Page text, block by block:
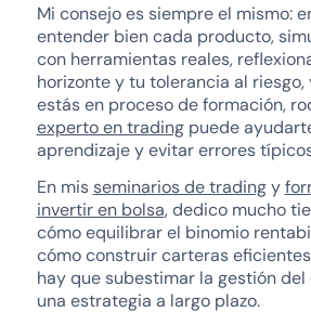
Mi consejo es siempre el mismo:
entender bien cada producto,
con herramientas reales,
horizonte y tu tolerancia al riesgo,
estás en proceso de formación,
experto en tradingpuede
aprendizaje y evitar errores
En mis seminarios de tradingy
invertir en bolsa, dedico mucho
cómo equilibrar el binomio
cómo construir carteras
hay que subestimar la gestión
una estrategia a largo plazo.